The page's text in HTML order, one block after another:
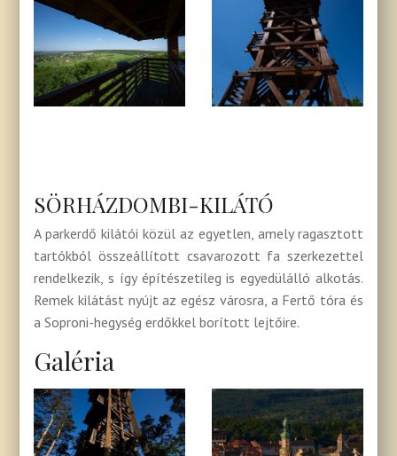
SÖRHÁZDOMBI-KILÁTÓ
A parkerdő kilátói közül az egyetlen, amely ragasz­tott
tartókból összeállított csavarozott fa szerkezettel
rendelkezik, s így építé­szeti­leg is egyedülálló alkotás.
Remek kilátást nyújt az egész városra, a Fertő tóra és
a Soproni-hegység erdőkkel borított lejtőire.
Galéria